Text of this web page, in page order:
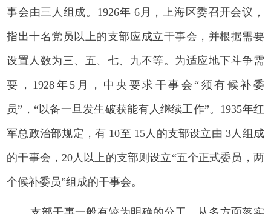
事会由三人组成。1926年 6月，上海区委召开会议，
指出十名党员以上的支部应成立干事会，并根据需要
设置人数为三、五、七、九不等。为适应地下斗争需
要，1928年5月，中央要求干事会“须有候补委
员”，“以备一旦发生破获能有人继续工作”。1935年红
军总政治部规定，有 10至 15人的支部设立由 3人组成
的干事会，20人以上的支部则设立“五个正式委员，两
个候补委员”组成的干事会。